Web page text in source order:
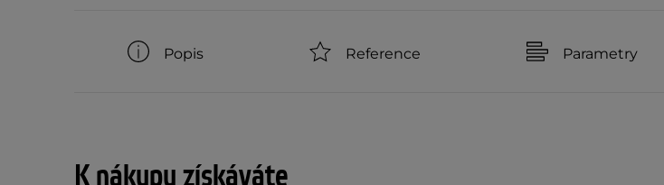
Popis Reference Parametry